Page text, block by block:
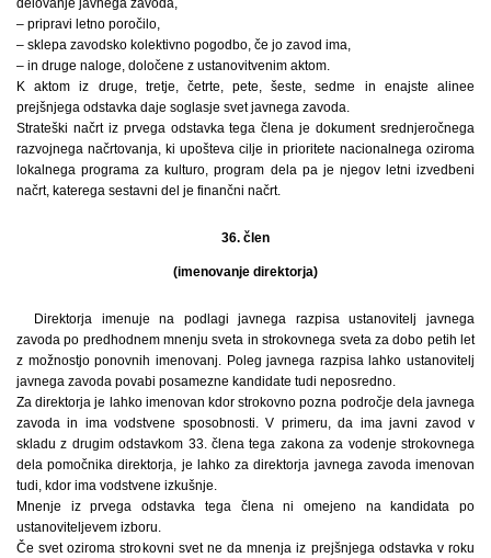
– pripravi letno poročilo,
– sklepa zavodsko kolektivno pogodbo, če jo zavod ima,
– in druge naloge, določene z ustanovitvenim aktom.
K aktom iz druge, tretje, četrte, pete, šeste, sedme in enajste alinee
prejšnjega odstavka daje soglasje svet javnega zavoda.
Strateški načrt iz prvega odstavka tega člena je dokument srednjeročnega
razvojnega načrtovanja, ki upošteva cilje in prioritete nacionalnega oziroma
lokalnega programa za kulturo, program dela pa je njegov letni izvedbeni
načrt, katerega sestavni del je finančni načrt.
36. člen
(imenovanje direktorja)
Direktorja imenuje na podlagi javnega razpisa ustanovitelj javnega
zavoda po predhodnem mnenju sveta in strokovnega sveta za dobo petih let
z možnostjo ponovnih imenovanj. Poleg javnega razpisa lahko ustanovitelj
javnega zavoda povabi posamezne kandidate tudi neposredno.
Za direktorja je lahko imenovan kdor strokovno pozna področje dela javnega
zavoda in ima vodstvene sposobnosti. V primeru, da ima javni zavod v
skladu z drugim odstavkom 33. člena tega zakona za vodenje strokovnega
dela pomočnika direktorja, je lahko za direktorja javnega zavoda imenovan
tudi, kdor ima vodstvene izkušnje.
Mnenje iz prvega odstavka tega člena ni omejeno na kandidata po
ustanoviteljevem izboru.
Če svet oziroma strokovni svet ne da mnenja iz prejšnjega odstavka v roku